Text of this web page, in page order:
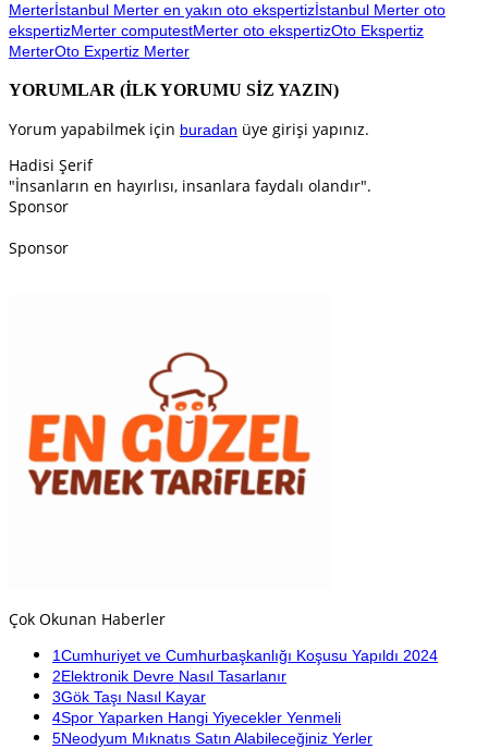
Merterİstanbul Merter en yakın oto ekspertizİstanbul Merter oto
ekspertizMerter computestMerter oto ekspertizOto Ekspertiz
MerterOto Expertiz Merter
YORUMLAR (İLK YORUMU SİZ YAZIN)
Yorum yapabilmek için buradan üye girişi yapınız.
Hadisi Şerif
"İnsanların en hayırlısı, insanlara faydalı olandır".
Sponsor
Sponsor
Çok Okunan Haberler
1Cumhuriyet ve Cumhurbaşkanlığı Koşusu Yapıldı 2024
2Elektronik Devre Nasıl Tasarlanır
3Gök Taşı Nasıl Kayar
4Spor Yaparken Hangi Yiyecekler Yenmeli
5Neodyum Mıknatıs Satın Alabileceğiniz Yerler